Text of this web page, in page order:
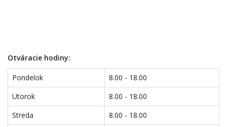
Otváracie hodiny:
Pondelok
8.00 - 18.00
Utorok
8.00 - 18.00
Streda
8.00 - 18.00